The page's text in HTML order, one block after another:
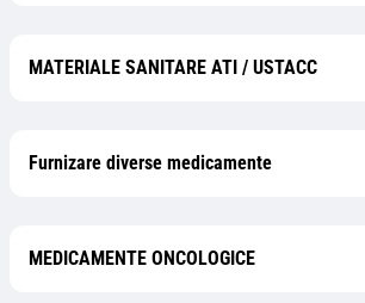
MATERIALE SANITARE ATI / USTACC
Furnizare diverse medicamente
MEDICAMENTE ONCOLOGICE